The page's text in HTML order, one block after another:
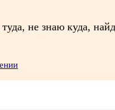
не знаю куда,